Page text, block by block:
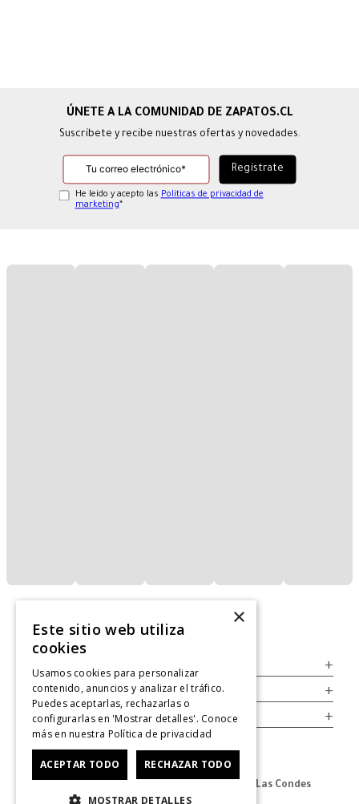
Suscríbete y recibe nuestras ofertas y novedades.
He leído y acepto las Políticas de privacidad de
marketing*
+
Legal +
Cuenta +
Dirección Oficina: Av. Las Condes #11281 - Las Condes
×
Este sitio web utiliza
cookies
Usamos cookies para personalizar
contenido, anuncios y analizar el tráfico.
Puedes aceptarlas, rechazarlas o
configurarlas en 'Mostrar detalles'. Conoce
más en nuestra Política de privacidad
ACEPTAR TODO RECHAZAR TODO
MOSTRAR DETALLES